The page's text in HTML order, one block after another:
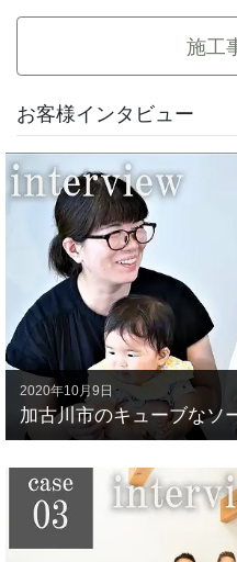
施工
お客様インタビュー
2020年10月9日
加古川市のキューブなソ